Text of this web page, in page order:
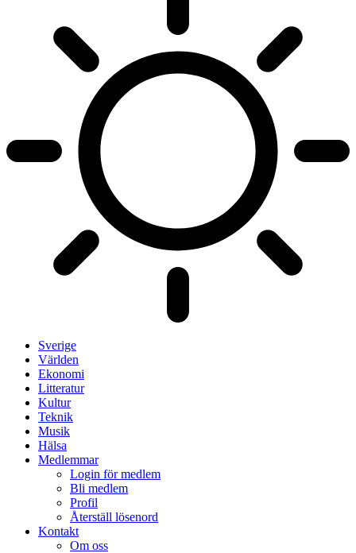
Sverige
Världen
Ekonomi
Litteratur
Kultur
Teknik
Musik
Hälsa
Medlemmar
Login för medlem
Bli medlem
Profil
Återställ lösenord
Kontakt
Om oss